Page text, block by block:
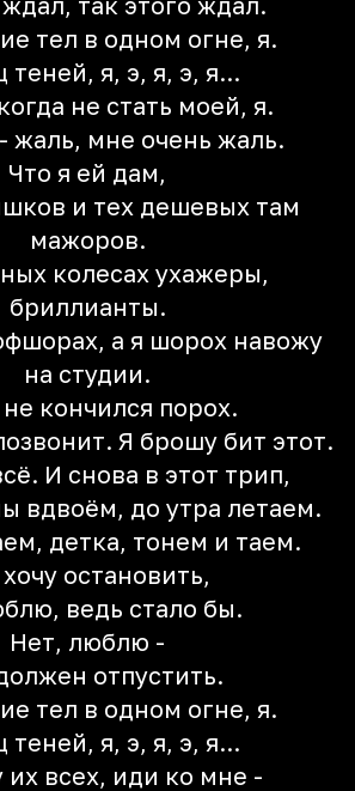
тел в одном огне, я.
теней, я, э, я, э, я...
не стать моей, я.
жаль, мне очень жаль.
Что я ей дам,
и тех дешевых там
мажоров.
колесах ухажеры,
бриллианты.
а я шорох навожу
на студии.
кончился порох.
Я брошу бит этот.
И снова в этот трип,
вдвоём, до утра летаем.
детка, тонем и таем.
остановить,
ведь стало бы.
Нет, люблю -
отпустить.
тел в одном огне, я.
теней, я, э, я, э, я...
их всех, иди ко мне -